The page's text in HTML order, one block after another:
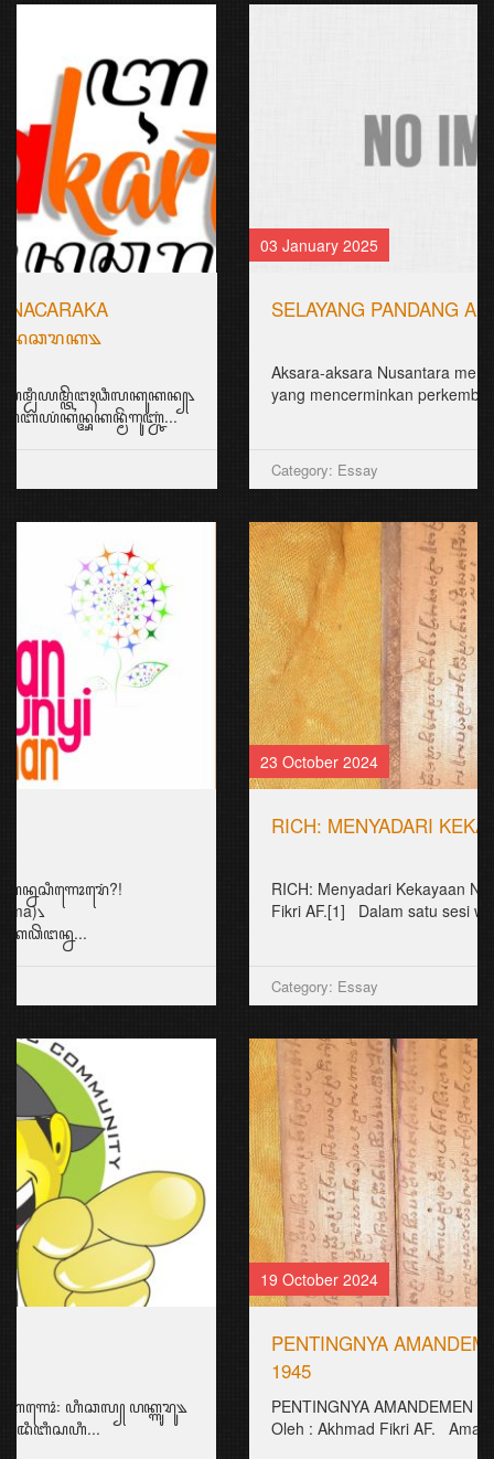
03 January 2025
SELAYANG PANDANG AKSARA NUSANTARA
Aksara-aksara Nusantara memiliki sejarah panjang
yang mencerminkan perkembangan buday...
RICH: MENYADARI KEKAYAAN NUSANTARA
RICH: Menyadari Kekayaan Nusantara Oleh: Akhmad
Fikri AF.[1] Dalam satu sesi wa...
19 October 2024
PENTINGNYA AMANDEMEN PASAL 36 UUD
PENTINGNYA AMANDEMEN PASAL 36 UUD 1945
Oleh : Akhmad Fikri AF. Amandemen terhad...